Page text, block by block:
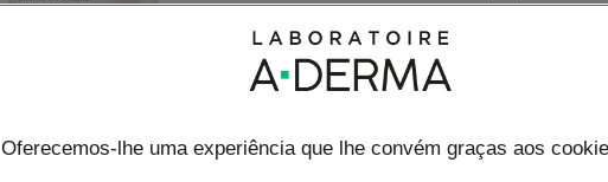
Cuidado
uma aplicação por
Fórmula natural.
Oferecemos-lhe uma experiência que lhe convém graças aos